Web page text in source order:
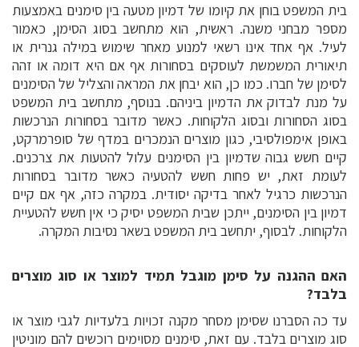
בית המשפט בוחן את קיומו של דמיון מטעה בין סימנים באמצעות
מספר מבחני משנה. ראשית, הוא מתחשב בסוג הסימן, כאמור
לעיל. אף אחד אינו רשאי למנוע מאחר שימוש במילה גנרית או
תיאורית המשמשת לעוסקים בסחורות אף אם היא דומה או זהה
לסימן של חברו. כמו כן, הוא יבחן את המראה והצליל של הסימנים
על מנת לבדוק את הדמיון ביניהם. בנוסף, מתחשב בית המשפט
בסוג הסחורות ובסוג הלקוחות. כאשר מדובר בסחורות הנרכשות
באופן אימפולסיבי, כגון מוצרים הנמכרים במדף של סופרמרקט,
קיים חשש גבוה שדמיון בין הסימנים עלול להטעות את צרכנים.
לעומת זאת, יש פחות חשש להטעיה כאשר מדובר בסחורות
הנרכשות כרגיל לאחר בדיקה יסודית. במקרה כזה, אף אם קיים
דמיון בין הסימנים, ייתכן שבית המשפט יסיק כי אין חשש להטעיית
הלקוחות. לבסוף, יתחשב בית המשפט בשאר נסיבות המקרה.
האם ההגנה על סימן מוגבל תמיד למוצר או סוג מוצרים
בלבד?
עד כה הסברנו שסימן מסחר מקנה זכויות בלעדיות לגבי מוצר או
סוג מוצרים בלבד. עם זאת, סימנים מסוימים רוכשים להם מוניטין